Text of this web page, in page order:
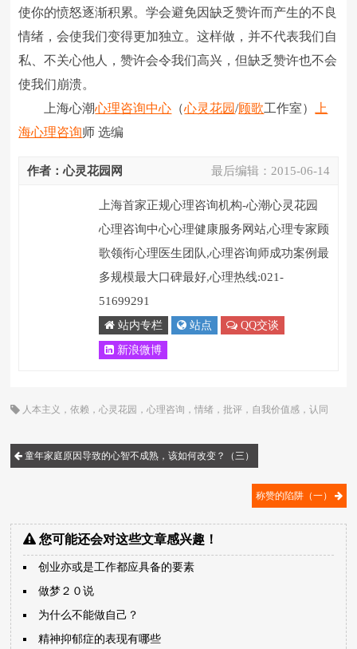
使你的愤怒逐渐积累。学会避免因缺乏赞许而产生的不良
情绪，会使我们变得更加独立。这样做，并不代表我们自
私、不关心他人，赞许会令我们高兴，但缺乏赞许也不会
使我们崩溃。
上海心潮心理咨询中心 （心灵花园/顾歌工作室）
上
海心理咨询师 选编
最后编辑： 2015-06-14
作者：心灵花园网
上海首家正规心理咨询机构-心潮心灵花园
心理咨询中心心理健康服务网站,心理专家顾
歌领衔心理医生团队,心理咨询师成功案例最
多规模最大口碑最好,心理热线:021-
51699291
站内专栏 站点 QQ交谈
新浪微博
人本主义 ，依赖 ，心灵花园 ，心理咨询 ，情绪 ，批评 ， 自我价值感 ，认同
童年家庭原因导致的心智不成熟，该如何改变？（三）
称赞的陷阱（一）
您可能还会对这些文章感兴趣！
创业亦或是工作都应具备的要素
做梦２０说
为什么不能做自己？
精神抑郁症的表现有哪些